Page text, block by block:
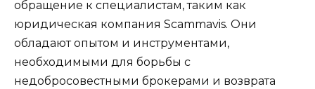
обращение к специалистам, таким как
юридическая компания Scammavis. Они
обладают опытом и инструментами,
необходимыми для борьбы с
недобросовестными брокерами и возврата